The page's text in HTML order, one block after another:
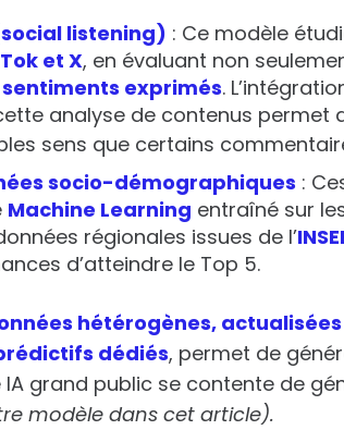
listening) : Ce modèle
et X, en évaluant non
sentiments exprimés.
analyse de contenus permet
sens que certains
socio-démographiques :
Machine Learning entraîné sur
régionales issues de l’
d’atteindre le Top 5.
hétérogènes,
dédiés, permet de
IA grand public se contente de
modèle dans cet article).